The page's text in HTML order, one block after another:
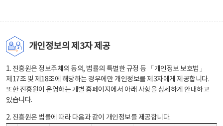
개인정보의 제3자 제공
1. 진흥원은 정보주체의 동의, 법률의 특별한 규정 등 「개인정보 보호법」
제17조 및 제18조에 해당하는 경우에만 개인정보를 제3자에게 제공합니다.
또한 진흥원이 운영하는 개별 홈페이지에서 아래 사항을 상세하게 안내하고
있습니다.
2. 진흥원은 법률에 따라 다음과 같이 개인정보를 제공합니다.